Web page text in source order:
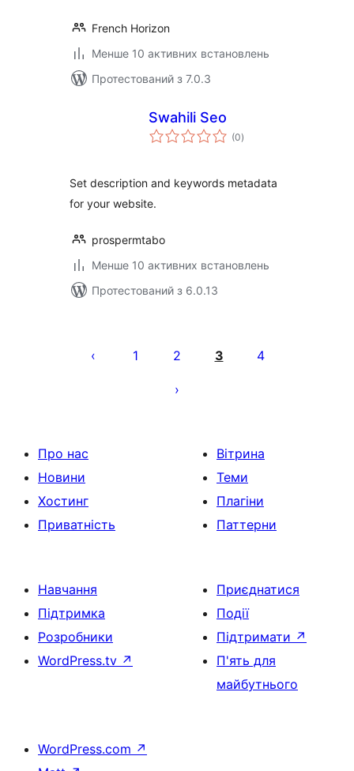
French Horizon
Менше 10 активних встановлень
Протестований з 7.0.3
Swahili Seo
(0загальний
рейтинг
)
Set description and keywords metadata
for your website.
prospermtabo
Менше 10 активних встановлень
Протестований з 6.0.13
записів
1 2 3 4
Про нас
Новини
Хостинг
Приватність
Вітрина
Теми
Плагіни
Паттерни
Навчання
Підтримка
Розробники
WordPress.tv ↗
Приєднатися
Події
Підтримати ↗
П'ять для
майбутнього
WordPress.com ↗